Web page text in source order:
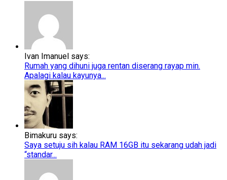
Ivan Imanuel says:
Rumah yang dihuni juga rentan diserang rayap min.
Apalagi kalau kayunya...
Bimakuru says:
Saya setuju sih kalau RAM 16GB itu sekarang udah jadi
“standar...